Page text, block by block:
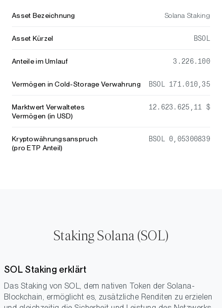
Asset Bezeichnung Solana Staking
Asset Kürzel BSOL
Anteile im Umlauf 3.226.100
Vermögen in Cold-Storage Verwahrung BSOL 171.010,35
Marktwert Verwaltetes
Vermögen (in USD)
12.623.625,11 $
Kryptowährungsanspruch
(pro ETP Anteil)
BSOL 0,05300839
Staking Solana (SOL)
SOL Staking erklärt
Das Staking von SOL, dem nativen Token der Solana-
Blockchain, ermöglicht es, zusätzliche Renditen zu erzielen